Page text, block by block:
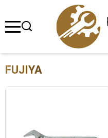
FUJIYA